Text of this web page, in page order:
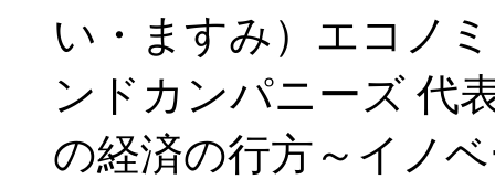
い・ますみ）エコノ
ンドカンパニーズ
の経済の行方～イノ